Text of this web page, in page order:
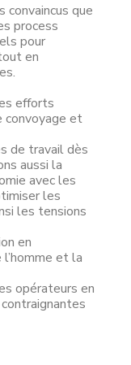
convaincus que
process
pour
en
efforts
convoyage et
de travail dès
aussi la
avec les
les
les tensions
en
et la
opérateurs en